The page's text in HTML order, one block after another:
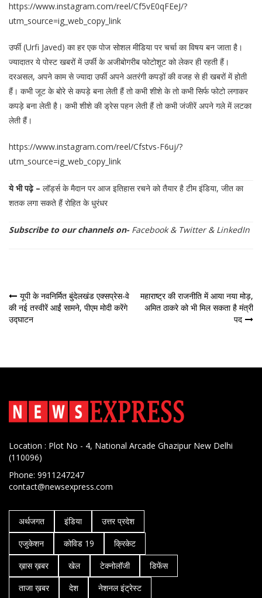
https://www.instagram.com/reel/Cf5vE0qFEeJ/?
utm_source=ig_web_copy_link
उर्फी (Urfi Javed) का हर एक पोज सोशल मीडिया पर चर्चा का विषय बन जाता है।
ज्यादातर ये पोस्ट खबरों में उर्फी के अजीबोगरीब फोटोशूट को लेकर ही रहती हैं।
दरअसल, अपने काम से ज्यादा उर्फी अपने अतरंगी कपड़ों की वजह से ही खबरों में होती
हैं। कभी जूट के बोरे से कपड़े बना लेती हैं तो कभी शीशे के तो कभी सिर्फ फोटो लगाकर
कपड़े बना लेती है। कभी शीशे की ड्रेस पहन लेती हैं तो कभी जंजीरें अपने गले में लटका
लेती हैं।
https://www.instagram.com/reel/Cfstvs-F6uj/?
utm_source=ig_web_copy_link
ये भी पढ़े – लॉर्ड्स के मैदान पर आज इतिहास रचने को तैयार है टीम इंडिया, जीत का
शतक लगा सकते हैं रोहित के धुरंधर
Subscribe to our channels on- Facebook& Twitter& LinkedIn
पोस्ट
नेविगेशन
यूपी के नवनिर्मित बुंदेलखंड एक्सप्रेस-वे
की नई तस्वीरें आईं सामने, पीएम मोदी करेंगे
उद्घाटन
महाराष्ट्र की राजनीति में आया नया मोड़,
अमित ठाकरे को भी मिल सकता है मंत्री
पद
Location : Plot No - 4, National Arcade Ghazipur New Delhi
(110096)
Phone: 9911247247
contact@newsexpress.com
अर्थजगत इंडिया
उत्तर प्रदेश
एजुकेशन
कोविड 19
क्रिकेट
ख़ास ख़बर
खेल टेक्नोलॉजी
डिफेंस
ताजा ख़बर
देश नेशनल इंट्रेस्ट